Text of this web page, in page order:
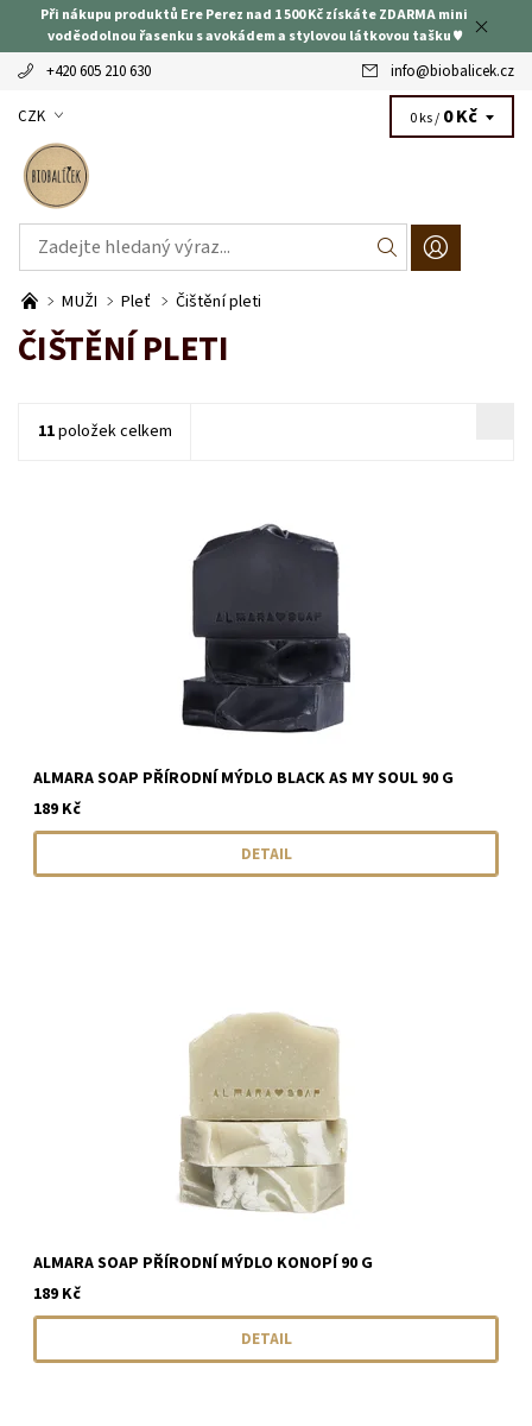
Při nákupu produktů Ere Perez nad 1 500 Kč získáte ZDARMA mini
voděodolnou řasenku s avokádem a stylovou látkovou tašku ♥
+420 605 210 630 info@biobalicek.cz
CZK 0 ks / 0 Kč
MUŽI Pleť Čištění pleti
ČIŠTĚNÍ PLETI
11položek celkem
ALMARA SOAP PŘÍRODNÍ MÝDLO BLACK AS MY SOUL 90 G
189 Kč
DETAIL
ALMARA SOAP PŘÍRODNÍ MÝDLO KONOPÍ 90 G
189 Kč
DETAIL